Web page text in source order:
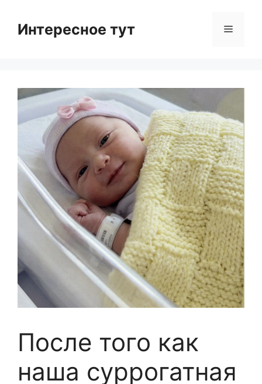
contentИнтересное тут Menu
После того как
наша суррогатная